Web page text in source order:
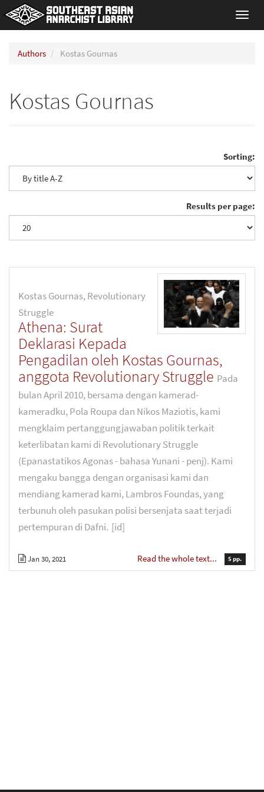
Authors Kostas Gournas
Kostas Gournas
Sorting:
Results per page:
Kostas Gournas, Revolutionary
Struggle
Athena: Surat
Deklarasi Kepada
Pengadilan oleh Kostas Gournas,
anggota Revolutionary Struggle Pada
bulan April 2010, bersama dengan kamerad-
kameradku, Pola Roupa dan Nikos Maziotis, kami
mengklaim pertanggungjawaban politik terkait
keterlibatan kami di Revolutionary Struggle
(Epanastatikos Agonas - bahasa Yunani - penj). Kami
mengaku bangga dengan organisasi kami dan
mendiang kamerad kami, Lambros Foundas, yang
terbunuh oleh pasukan polisi bersenjata saat terjadi
pertempuran di Dafni. [id]
Jan 30, 2021 Read the whole text... 5 pp.